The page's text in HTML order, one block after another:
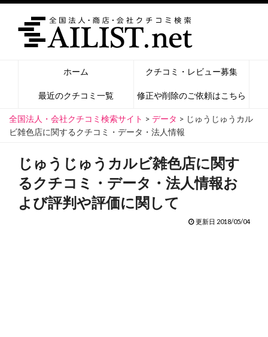
ホーム クチコミ・レビュー募集
最近のクチコミ一覧 修正や削除のご依頼はこちら
全国法人・会社クチコミ検索サイト > データ > じゅうじゅうカル
ビ雑色店に関するクチコミ・データ・法人情報
じゅうじゅうカルビ雑色店に関す
るクチコミ・データ・法人情報お
よび評判や評価に関して
更新日 2018/05/04